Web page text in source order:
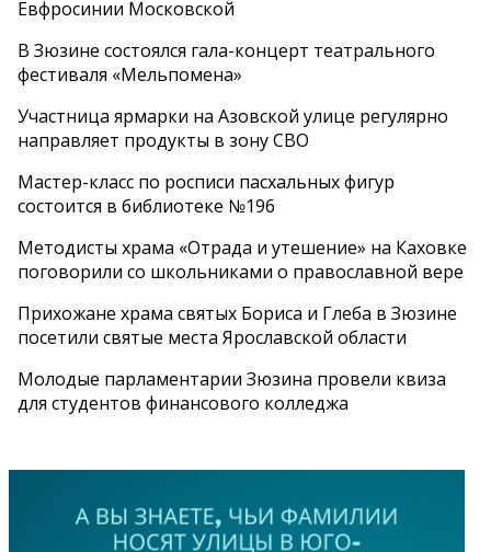
Евфросинии Московской
В Зюзине состоялся гала-концерт театрального
фестиваля «Мельпомена»
Участница ярмарки на Азовской улице регулярно
направляет продукты в зону СВО
Мастер-класс по росписи пасхальных фигур
состоится в библиотеке №196
Методисты храма «Отрада и утешение» на Каховке
поговорили со школьниками о православной вере
Прихожане храма святых Бориса и Глеба в Зюзине
посетили святые места Ярославской области
Молодые парламентарии Зюзина провели квиза
для студентов финансового колледжа